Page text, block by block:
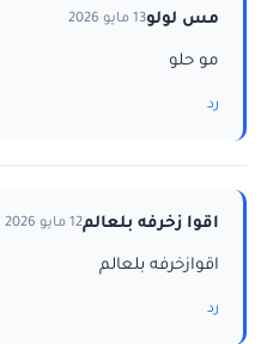
مس لولو13 مايو 2026
مو حلو
رد
اقوا زخرفه بلعالم12 مايو 2026
اقوازخرفه بلعالم
رد